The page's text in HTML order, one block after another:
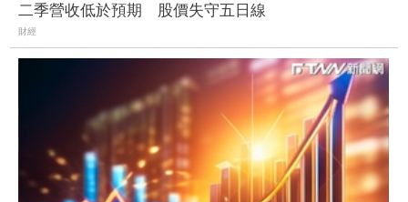
二季營收低於預期 股價失守五日線
財經